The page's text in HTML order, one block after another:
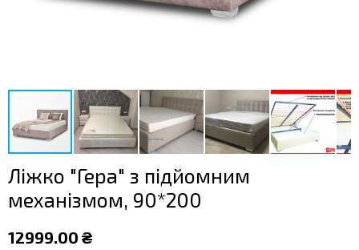
Ліжко "Гера" з підйомним
механізмом, 90*200
12999.00 ₴